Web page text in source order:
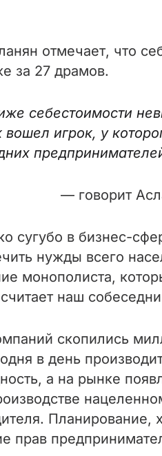
отмечает, что
за 27 драмов.
себестоимости
игрок, у
— говорит
сугубо в бизнес-
нужды всего
монополиста,
наш
скопились
в день
а на рынке
Планирование,
прав